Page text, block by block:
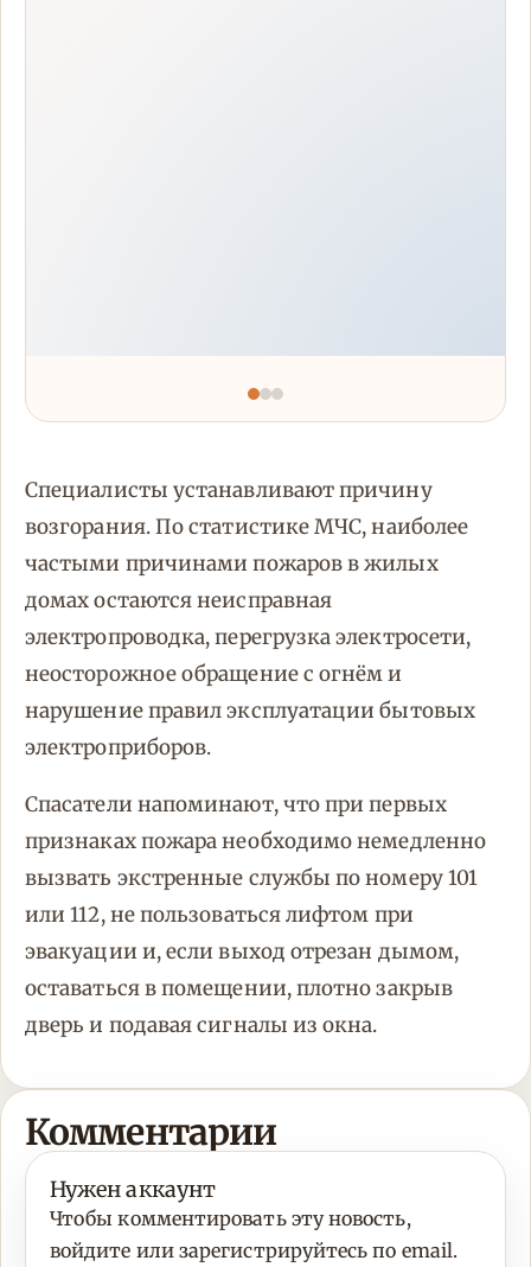
Специалисты устанавливают причину
возгорания. По статистике МЧС, наиболее
частыми причинами пожаров в жилых
домах остаются неисправная
электропроводка, перегрузка электросети,
неосторожное обращение с огнём и
нарушение правил эксплуатации бытовых
электроприборов.
Спасатели напоминают, что при первых
признаках пожара необходимо немедленно
вызвать экстренные службы по номеру 101
или 112, не пользоваться лифтом при
эвакуации и, если выход отрезан дымом,
оставаться в помещении, плотно закрыв
дверь и подавая сигналы из окна.
Комментарии
Нужен аккаунт
Чтобы комментировать эту новость,
войдите или зарегистрируйтесь по email.